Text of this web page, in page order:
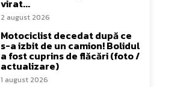
virat...
2 august 2026
Motociclist decedat după ce
s-a izbit de un camion! Bolidul
a fost cuprins de flăcări (foto /
actualizare)
1 august 2026